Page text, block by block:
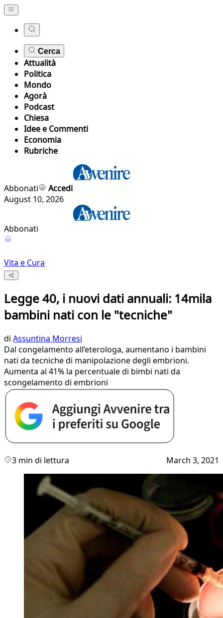
Cerca
Attualità
Politica
Mondo
Agorà
Podcast
Chiesa
Idee e Commenti
Economia
Rubriche
Abbonati
Accedi
August 10, 2026
Abbonati
Vita e Cura
Legge 40, i nuovi dati annuali: 14mila
bambini nati con le "tecniche"
di Assuntina Morresi
Dal congelamento all’eterologa, aumentano i bambini
nati da tecniche di manipolazione degli embrioni.
Aumenta al 41% la percentuale di bimbi nati da
scongelamento di embrioni
3 min di lettura March 3, 2021